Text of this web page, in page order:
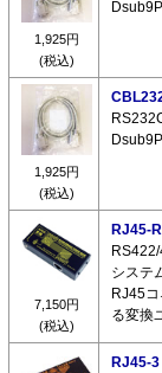
1,925円
(税込)
1,925円
(税込)
7,150円
(税込)
RJ45-
システ
RJ45
る変換
RJ45-3